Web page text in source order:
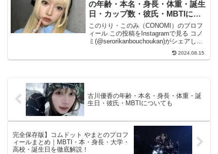
の年齢・本名・身長・体重・誕生
日・カップ数・彼氏・MBTIにつ
いても
このりり・このみ（CONOMI）のプロフ
ィール この投稿をInstagramで見る コノ
ミ(@serorikanbouchoukan)がシェアした
投稿 活動名：CONOMI本名：川嶋このみ
年齢：23歳（2023年11月15日時点）生年
2024.08.15
古川優香の年齢・本名・身長・体重・誕
生日・彼氏・MBTIについても
完全保存版】コムドット やまとのプロフ
ィールまとめ｜MBTI・本・身長・大学・
高校・誕生日を徹底解説！